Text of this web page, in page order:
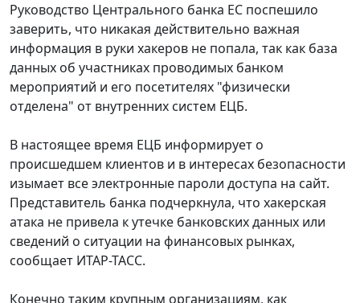
Руководство Центрального банка ЕС поспешило
заверить, что никакая действительно важная
информация в руки хакеров не попала, так как база
данных об участниках проводимых банком
мероприятий и его посетителях "физически
отделена" от внутренних систем ЕЦБ.
В настоящее время ЕЦБ информирует о
происшедшем клиентов и в интересах безопасности
изымает все электронные пароли доступа на сайт.
Представитель банка подчеркнула, что хакерская
атака не привела к утечке банковских данных или
сведений о ситуации на финансовых рынках,
сообщает ИТАР-ТАСС.
Конечно таким крупным организациям, как